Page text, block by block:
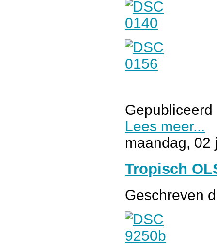
Gepubliceerd
Lees meer...
maandag, 02
Tropisch
Geschreven